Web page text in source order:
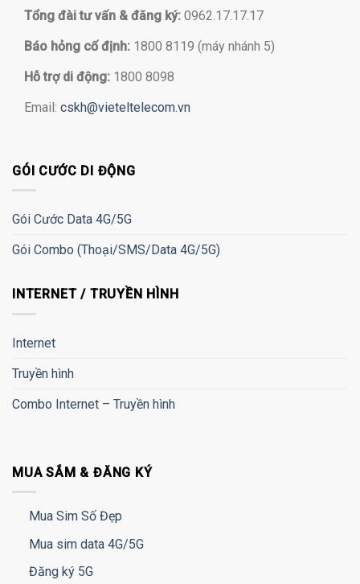
Tổng đài tư vấn & đăng ký: 0962.17.17.17
Báo hỏng cố định: 1800 8119 (máy nhánh 5)
Hỗ trợ di động: 1800 8098
Email: cskh@vieteltelecom.vn
GÓI CƯỚC DI ĐỘNG
Gói Cước Data 4G/5G
Gói Combo (Thoại/SMS/Data 4G/5G)
INTERNET / TRUYỀN HÌNH
Internet
Truyền hình
Combo Internet – Truyền hình
MUA SẮM & ĐĂNG KÝ
Mua Sim Số Đẹp
Mua sim data 4G/5G
Đăng ký 5G